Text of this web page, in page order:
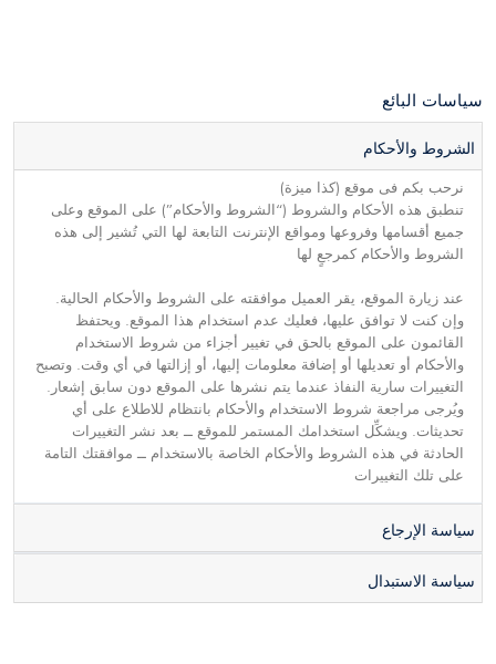
سياسات البائع
الشروط والأحكام
نرحب بكم فى موقع (كذا ميزة)
تنطبق هذه الأحكام والشروط (“الشروط والأحكام”) على الموقع وعلى
جميع أقسامها وفروعها ومواقع الإنترنت التابعة لها التي تُشير إلى هذه
الشروط والأحكام كمرجعٍ لها
عند زيارة الموقع، يقر العميل موافقته على الشروط والأحكام الحالية.
وإن كنت لا توافق عليها، فعليك عدم استخدام هذا الموقع. ويحتفظ
القائمون على الموقع بالحق في تغيير أجزاء من شروط الاستخدام
والأحكام أو تعديلها أو إضافة معلومات إليها، أو إزالتها في أي وقت. وتصبح
التغييرات سارية النفاذ عندما يتم نشرها على الموقع دون سابق إشعار.
ويُرجى مراجعة شروط الاستخدام والأحكام بانتظام للاطلاع على أي
تحديثات. ويشكِّل استخدامك المستمر للموقع ــ بعد نشر التغييرات
الحادثة في هذه الشروط والأحكام الخاصة بالاستخدام ــ موافقتك التامة
على تلك التغييرات
سياسة الإرجاع
سياسة الاستبدال